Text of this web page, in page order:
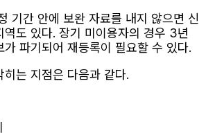
기간 안에 보완 자료를 내지 않으면 신
역도 있다. 장기 미이용자의 경우 3년
가 파기되어 재등록이 필요할 수 있다.
히는 지점은 다음과 같다.